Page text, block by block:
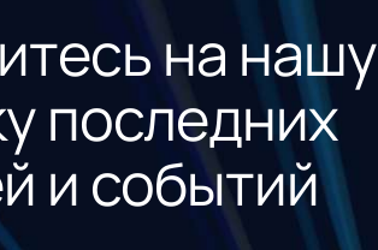
на нашу
последних
и событий